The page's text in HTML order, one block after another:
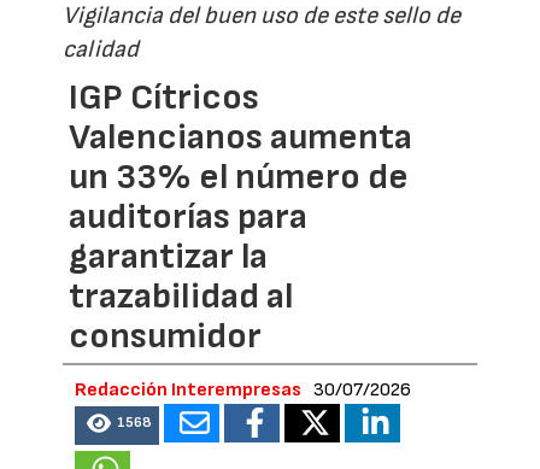
Vigilancia del buen uso de este sello de
calidad
IGP Cítricos
Valencianos aumenta
un 33% el número de
auditorías para
garantizar la
trazabilidad al
consumidor
Redacción Interempresas 30/07/2026
1568